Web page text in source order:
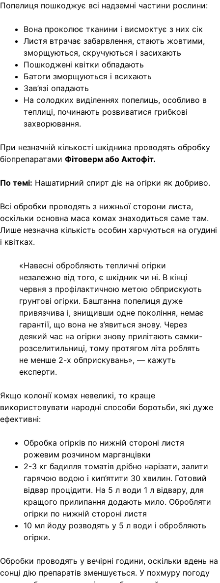
Попелиця пошкоджує всі надземні частини рослини:
Вона проколює тканини і висмоктує з них сік
Листя втрачає забарвлення, стають жовтими,
зморщуються, скручуються і засихають
Пошкоджені квітки обпадають
Батоги зморщуються і всихають
Зав’язі опадають
На солодких виділеннях попелиць, особливо в
теплиці, починають розвиватися грибкові
захворювання.
При незначній кількості шкідника проводять обробку
біопрепаратами Фітоверм або Актофіт.
По темі: Нашатирний спирт діє на огірки як добриво.
Всі обробки проводять з нижньої сторони листа,
оскільки основна маса комах знаходиться саме там.
Лише незначна кількість особин харчуються на огудині
і квітках.
«Навесні обробляють тепличні огірки
незалежно від того, є шкідник чи ні. В кінці
червня з профілактичною метою обприскують
грунтові огірки. Баштанна попелиця дуже
привязчива і, знищивши одне покоління, немає
гарантії, що вона не з’явиться знову. Через
деякий час на огірки знову прилітають самки-
розселитильниці, тому протягом літа роблять
не менше 2-х обприскувань», — кажуть
експерти.
Якщо колонії комах невеликі, то краще
використовувати народні способи боротьби, які дуже
ефективні:
Обробка огірків по нижній стороні листя
рожевим розчином марганцівки
2-3 кг бадилля томатів дрібно нарізати, залити
гарячою водою і кип’ятити 30 хвилин. Готовий
відвар процідити. На 5 л води 1 л відвару, для
кращого прилипання додають мило. Обробляти
огірки по нижній стороні листя
10 мл йоду розводять у 5 л води і обробляють
огірки.
Обробки проводять у вечірні години, оскільки вдень на
сонці дію препаратів зменшується. У похмуру погоду